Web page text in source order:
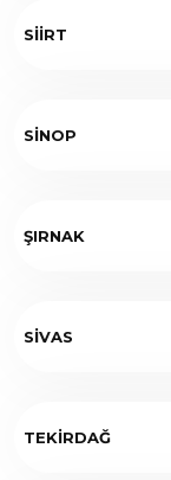
SİİRT
SİNOP
ŞIRNAK
SİVAS
TEKİRDAĞ